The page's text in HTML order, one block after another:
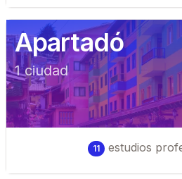
Apartadó
1ciudad
11 estudios